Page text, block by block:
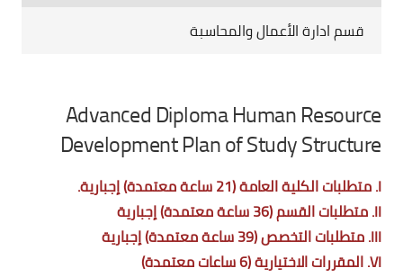
قسم ادارة الأعمال والمحاسبة
Advanced Diploma Human Resource
Development Plan of Study Structure
I. متطلبات الكلية العامة (21 ساعة معتمدة) إجبارية.
II. متطلبات القسم (36 ساعة معتمدة) إجبارية
III. متطلبات التخصص (39 ساعة معتمدة) إجبارية
VI. المقررات الاختيارية (6 ساعات معتمدة)